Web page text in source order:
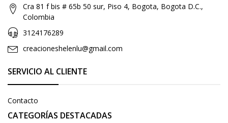
Cra 81 f bis # 65b 50 sur, Piso 4, Bogota, Bogota D.C.,
Colombia
3124176289
creacioneshelenlu@gmail.com
SERVICIO AL CLIENTE
Contacto
CATEGORÍAS DESTACADAS